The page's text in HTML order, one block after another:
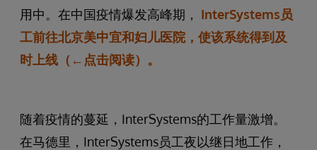
用中。在中国疫情爆发高峰期， InterSystems员
工前往北京美中宜和妇儿医院，使该系统得到及
时上线（←点击阅读）。
随着疫情的蔓延，InterSystems的工作量激增。
在马德里，InterSystems员工夜以继日地工作，